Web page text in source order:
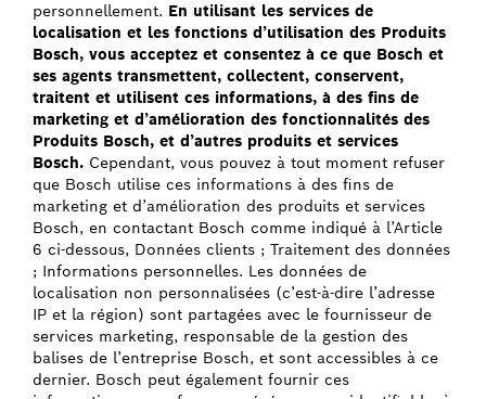
personnellement. En utilisant les services de
localisation et les fonctions d’utilisation des Produits
Bosch, vous acceptez et consentez à ce que Bosch et
ses agents transmettent, collectent, conservent,
traitent et utilisent ces informations, à des fins de
marketing et d’amélioration des fonctionnalités des
Produits Bosch, et d’autres produits et services
Bosch. Cependant, vous pouvez à tout moment refuser
que Bosch utilise ces informations à des fins de
marketing et d’amélioration des produits et services
Bosch, en contactant Bosch comme indiqué à l’Article
6 ci-dessous, Données clients ; Traitement des données
; Informations personnelles. Les données de
localisation non personnalisées (c’est-à-dire l’adresse
IP et la région) sont partagées avec le fournisseur de
services marketing, responsable de la gestion des
balises de l’entreprise Bosch, et sont accessibles à ce
dernier. Bosch peut également fournir ces